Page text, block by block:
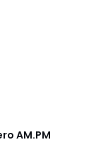
AM.PM